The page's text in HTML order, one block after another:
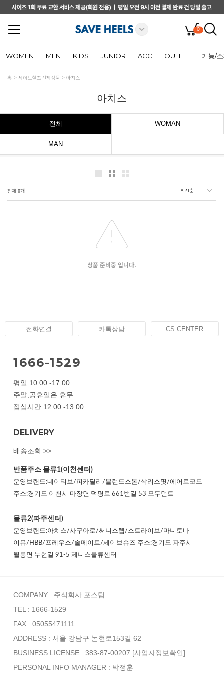
0
WOMEN MEN KIDS JUNIOR ACC OUTLET 기능/
홈 세이브힐즈 전체상품 아치스
아치스
전체 WOMAN
MAN
전체 0개
상품 준비중 입니다.
전화연결 카톡상담 CS CENTER
1666-1529
평일 10:00 -17:00
주말,공휴일은 휴무
점심시간 12:00 -13:00
DELIVERY
배송조회 >>
반품주소 물류1(이천센터)
운영브랜드:네이티브/피카딜리/블런드스톤/삭리스핏/에어로코드
주소:경기도 이천시 마장면 덕평로 661번길 53 모두먼트
물류2(파주센터)
운영브랜드:아치스/사구아로/써니스텝/스트라이브/마니토바
이뮤/HBB/프레우스/솔메이트/세이브슈즈 주소:경기도 파주시
월롱면 누현길 91-5 제니스물류센터
COMPANY : 주식회사 포스팀
TEL : 1666-1529
FAX : 05055471111
ADDRESS : 서울 강남구 논현로153길 62
BUSINESS LICENSE : 383-87-00207 [사업자정보확인]
PERSONAL INFO MANAGER : 박정훈